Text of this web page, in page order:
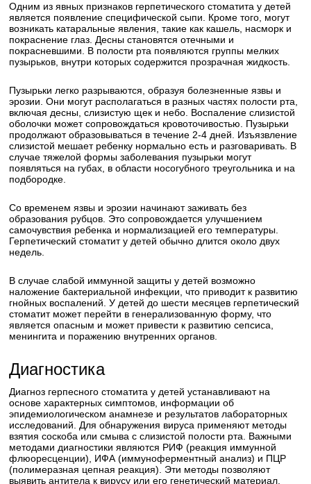
Одним из явных признаков герпетического стоматита у детей
является появление специфической сыпи. Кроме того, могут
возникать катаральные явления, такие как кашель, насморк и
покраснение глаз. Десны становятся отечными и
покрасневшими. В полости рта появляются группы мелких
пузырьков, внутри которых содержится прозрачная жидкость.
Пузырьки легко разрываются, образуя болезненные язвы и
эрозии. Они могут располагаться в разных частях полости рта,
включая десны, слизистую щек и небо. Воспаление слизистой
оболочки может сопровождаться кровоточивостью. Пузырьки
продолжают образовываться в течение 2-4 дней. Изъязвление
слизистой мешает ребенку нормально есть и разговаривать. В
случае тяжелой формы заболевания пузырьки могут
появляться на губах, в области носогубного треугольника и на
подбородке.
Со временем язвы и эрозии начинают заживать без
образования рубцов. Это сопровождается улучшением
самочувствия ребенка и нормализацией его температуры.
Герпетический стоматит у детей обычно длится около двух
недель.
В случае слабой иммунной защиты у детей возможно
наложение бактериальной инфекции, что приводит к развитию
гнойных воспалений. У детей до шести месяцев герпетический
стоматит может перейти в генерализованную форму, что
является опасным и может привести к развитию сепсиса,
менингита и поражению внутренних органов.
Диагностика
Диагноз герпесного стоматита у детей устанавливают на
основе характерных симптомов, информации об
эпидемиологическом анамнезе и результатов лабораторных
исследований. Для обнаружения вируса применяют методы
взятия соскоба или смыва с слизистой полости рта. Важными
методами диагностики являются РИФ (реакция иммунной
флюоресценции), ИФА (иммуноферментный анализ) и ПЦР
(полимеразная цепная реакция). Эти методы позволяют
выявить антитела к вирусу или его генетический материал.